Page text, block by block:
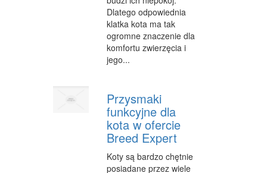
Dlatego odpowiednia
klatka kota ma tak
ogromne znaczenie dla
komfortu zwierzęcia i
jego...
Przysmaki
funkcyjne dla
kota w ofercie
Breed Expert
Koty są bardzo chętnie
posiadane przez wiele